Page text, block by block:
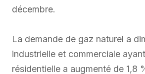
décembre.
La demande de gaz naturel a
industrielle et commerciale
résidentielle a augmenté de 1,8